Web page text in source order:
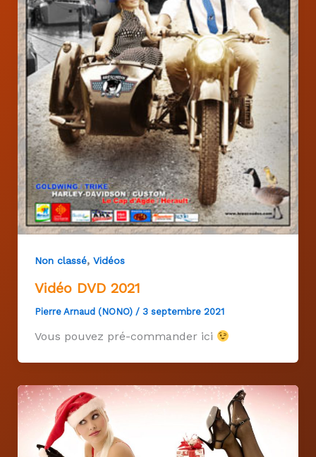
Non classé, Vidéos
Vidéo DVD 2021
Pierre Arnaud (NONO) / 3 septembre 2021
Vous pouvez pré-commander ici